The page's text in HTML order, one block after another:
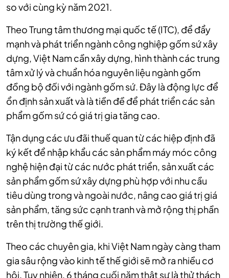
so với cùng kỳ năm 2021.
Theo Trung tâm thương mại quốc tế (ITC), để đẩy
mạnh và phát triển ngành công nghiệp gốm sứ xây
dựng, Việt Nam cần xây dựng, hình thành các trung
tâm xử lý và chuẩn hóa nguyên liệu ngành gốm
đồng bộ đối với ngành gốm sứ. Đây là động lực để
ổn định sản xuất và là tiền đề để phát triển các sản
phẩm gốm sứ có giá trị gia tăng cao.
Tận dụng các ưu đãi thuế quan từ các hiệp định đã
ký kết để nhập khẩu các sản phẩm máy móc công
nghệ hiện đại từ các nước phát triển, sản xuất các
sản phẩm gốm sứ xây dựng phù hợp với nhu cầu
tiêu dùng trong và ngoài nước, nâng cao giá trị giá
sản phẩm, tăng sức cạnh tranh và mở rộng thị phần
trên thị trường thế giới.
Theo các chuyên gia, khi Việt Nam ngày càng tham
gia sâu rộng vào kinh tế thế giới sẽ mở ra nhiều cơ
hội. Tuy nhiên, 6 tháng cuối năm thật sự là thử thách